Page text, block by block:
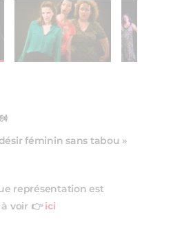
féminin sans tabou »
représentation est
voir 👉 ici